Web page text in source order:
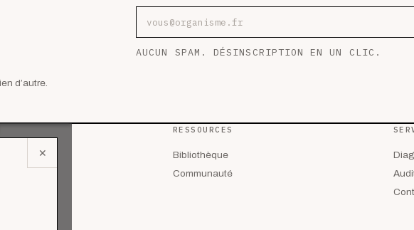
d’autre.
AUCUN SPAM. DÉSINSCRIPTION EN UN CLIC.
✕
RESSOURCES
Bibliothèque
Communauté